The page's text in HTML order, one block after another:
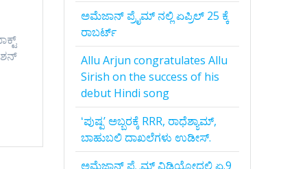
ಅಮೆಜಾನ್‌ ಪ್ರೈಮ್‌ ನಲ್ಲಿ ಏಪ್ರಿಲ್‌ 25 ಕ್ಕೆ
ರಾಬರ್ಟ್‌
Allu Arjun congratulates Allu
Sirish on the success of his
debut Hindi song
ʻಪುಷ್ಪʼ ಅಬ್ಬರಕ್ಕೆ RRR, ರಾಧೆಶ್ಯಾಮ್,
ಬಾಹುಬಲಿ ದಾಖಲೆಗಳು ಉಡೀಸ್.
ಅಮೆಜಾನ್‌ ಪ್ರೈಮ್‌ ವಿಡಿಯೋದಲ್ಲಿ ಏ.9